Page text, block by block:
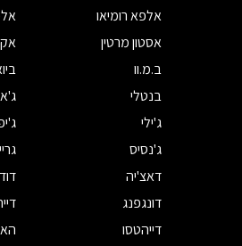
אלפא רומיאו
אסטון מרטין
ב.מ.וו
בנטלי
ג'ילי
ג'נסיס
דאצ'יה
דונגפנג
דייהטסו